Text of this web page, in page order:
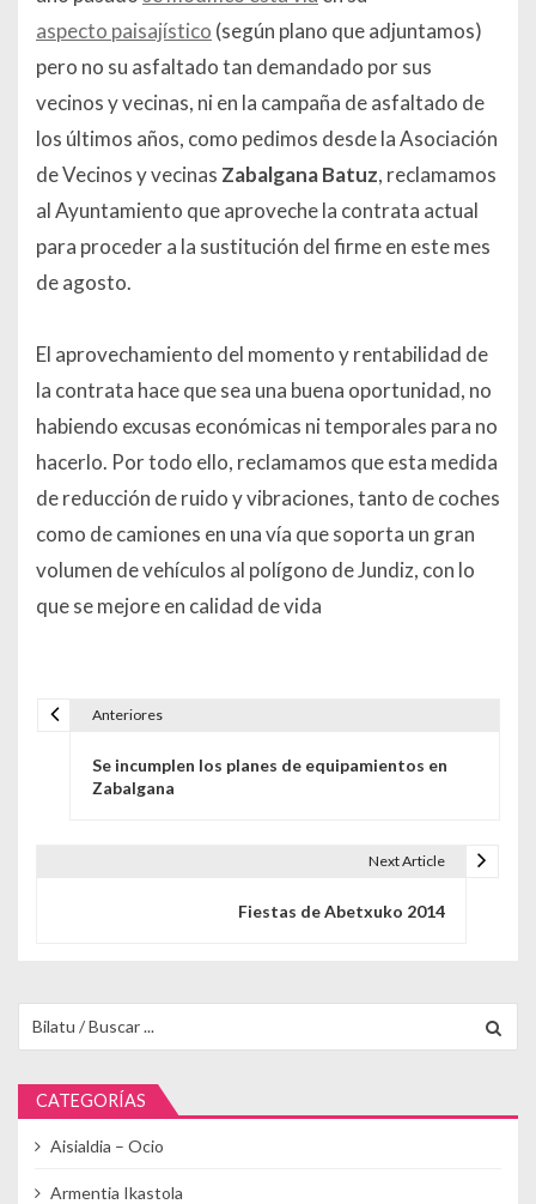
aspecto paisajístico (según plano que adjuntamos)
pero no su asfaltado tan demandado por sus
vecinos y vecinas, ni en la campaña de asfaltado de
los últimos años, como pedimos desde la Asociación
de Vecinos y vecinas Zabalgana Batuz, reclamamos
al Ayuntamiento que aproveche la contrata actual
para proceder a la sustitución del firme en este mes
de agosto.
El aprovechamiento del momento y rentabilidad de
la contrata hace que sea una buena oportunidad, no
habiendo excusas económicas ni temporales para no
hacerlo. Por todo ello, reclamamos que esta medida
de reducción de ruido y vibraciones, tanto de coches
como de camiones en una vía que soporta un gran
volumen de vehículos al polígono de Jundiz, con lo
que se mejore en calidad de vida
Anteriores
Se incumplen los planes de equipamientos en
Zabalgana
Next Article
Fiestas de Abetxuko 2014
CATEGORÍAS
Aisialdia – Ocio
Armentia Ikastola